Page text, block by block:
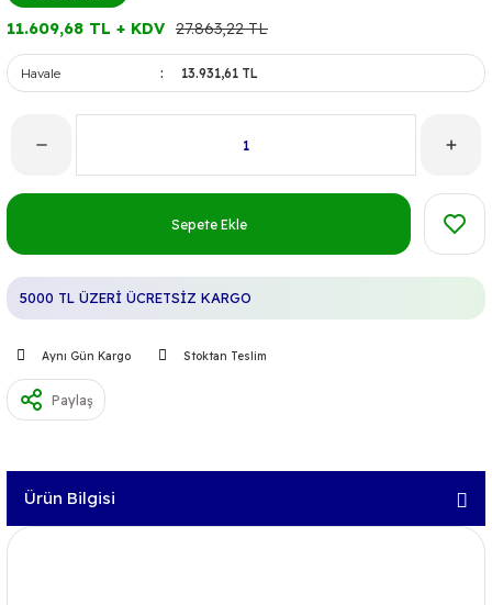
11.609,68 TL + KDV 27.863,22 TL
Havale 13.931,61 TL
Sepete Ekle
5000 TL ÜZERİ ÜCRETSİZ KARGO
Aynı Gün Kargo Stoktan Teslim
Paylaş
Ürün Bilgisi